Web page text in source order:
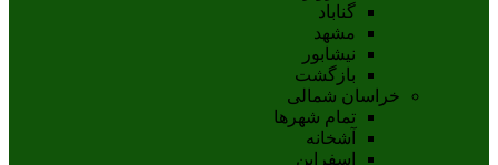
گناباد
مشهد
نيشابور
بازگشت
خراسان شمالی
تمام شهر‌ها
آشخانه
اسفراين